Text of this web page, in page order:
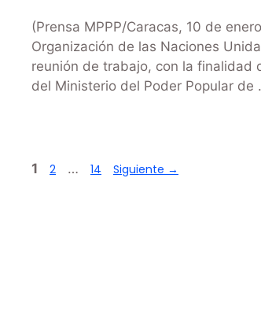
(Prensa MPPP/Caracas, 10 de
Organización de las Naciones
reunión de trabajo, con la finalidad
del Ministerio del Poder Popular de
1 2 … 14 Siguiente →